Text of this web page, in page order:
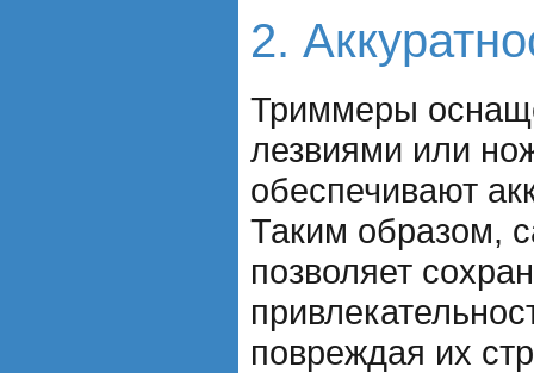
2.
Триммеры
лезвиями или
обеспечивают
Таким образом,
позволяет
повреждая их